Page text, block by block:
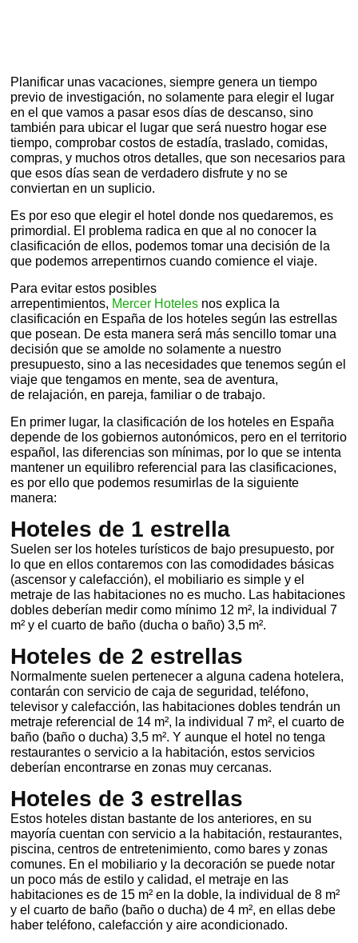
Planificar unas vacaciones, siempre genera un tiempo
previo de investigación, no solamente para elegir el lugar
en el que vamos a pasar esos días de descanso, sino
también para ubicar el lugar que será nuestro hogar ese
tiempo, comprobar costos de estadía, traslado, comidas,
compras, y muchos otros detalles, que son necesarios para
que esos días sean de verdadero disfrute y no se
conviertan en un suplicio.
Es por eso que elegir el hotel donde nos quedaremos, es
primordial. El problema radica en que al noconocer la
clasificación de ellos, podemos tomar una decisión de la
que podemos arrepentirnos cuando comience el viaje.
Para evitar estos posibles
arrepentimientos, Mercer Hoteles nos explica la
clasificación en España de los hoteles según las estrellas
que posean. De esta manera será más sencillo tomar una
decisión que se amolde no solamente a nuestro
presupuesto, sino a las necesidades que tenemos según el
viaje que tengamos en mente, sea de aventura,
de relajación, en pareja, familiar o de trabajo.
En primer lugar, la clasificación de los hoteles en España
depende de los gobiernos autonómicos, pero en el territorio
español, las diferencias son mínimas, por lo que se intenta
mantener un equilibro referencial para las clasificaciones,
es por ello que podemos resumirlas de la siguiente
manera:
Hoteles de 1 estrella
Suelen ser los hoteles turísticos de bajo presupuesto, por
lo que en ellos contaremos con las comodidades básicas
(ascensor y calefacción),el mobiliario es simple y el
metraje de las habitaciones no es mucho. Las habitaciones
dobles deberían medir como mínimo 12 m², la individual 7
m² y el cuarto de baño (ducha o baño) 3,5 m².
Hoteles de 2 estrellas
Normalmente suelen pertenecer a alguna cadena hotelera,
contarán con servicio de caja de seguridad, teléfono,
televisor y calefacción, las habitaciones dobles tendrán un
metraje referencial de 14 m², la individual 7 m², el cuarto de
baño (baño o ducha) 3,5 m². Y aunque el hotel no tenga
restaurantes o servicio a la habitación, estos servicios
deberían encontrarse en zonas muy cercanas.
Hoteles de 3 estrellas
Estos hoteles distan bastante de los anteriores, en su
mayoría cuentan con servicio a la habitación, restaurantes,
piscina, centros de entretenimiento, como bares y zonas
comunes. En el mobiliario y la decoración se puede notar
un poco más de estilo y calidad, el metraje en las
habitaciones es de 15 m² en la doble, la individual de 8 m²
y el cuarto de baño (baño o ducha) de 4 m², en ellas debe
haber teléfono, calefacción y aire acondicionado.